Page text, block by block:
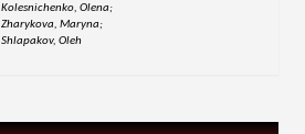
Kolesnichenko, Olena;
Zharykova, Maryna;
Shlapakov, Oleh